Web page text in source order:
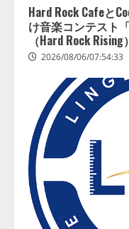
Hard Rock Cafeと
け音楽コンテスト
（Hard Rock
2026/08/06/07:54:33